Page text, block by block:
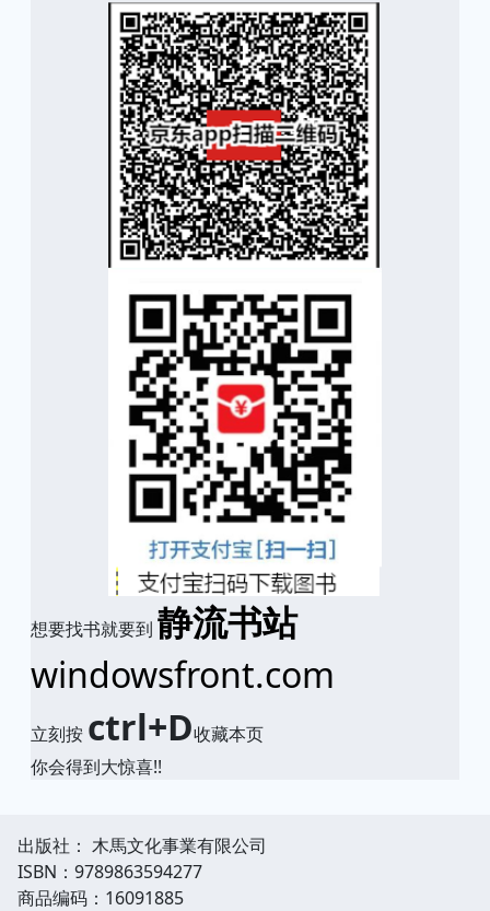
想要找书就要到 静流书站
windowsfront.com
立刻按 ctrl+D收藏本页
你会得到大惊喜!!
出版社： 木馬文化事業有限公司
ISBN：9789863594277
商品编码：16091885